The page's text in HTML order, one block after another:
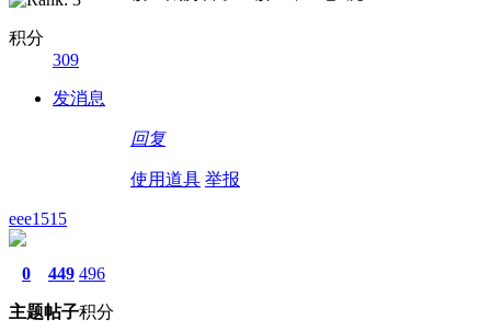
积分
309
发消息
回复
使用道具 举报
eee1515
0
主题
449
帖子
496
积分